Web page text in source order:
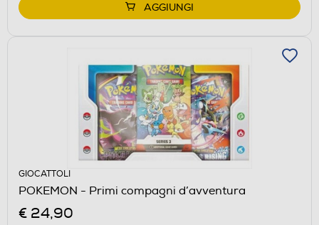
AGGIUNGI
GIOCATTOLI
POKEMON - Primi compagni d’avventura
€ 24,90